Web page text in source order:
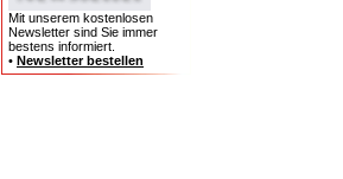
Mit unserem kostenlosen
Newsletter sind Sie immer
bestens informiert.
• Newsletter bestellen